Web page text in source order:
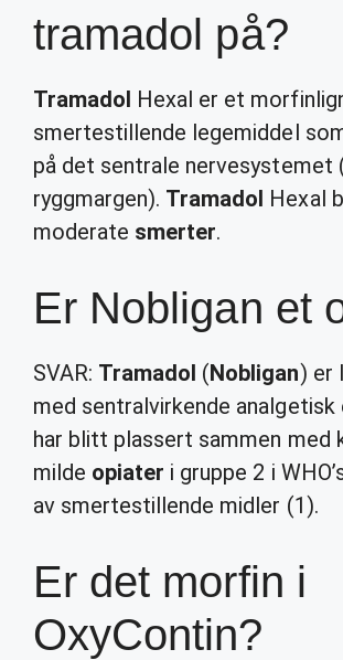
tramadol på?
Tramadol Hexal er et
smertestillende legemiddel
på det sentrale nervesystemet
ryggmargen). Tramadol Hexal
moderate smerter.
Er Nobligan et
SVAR: Tramadol (Nobligan) er
med sentralvirkende
har blitt plassert sammen med
milde opiater i gruppe 2 i
av smertestillende midler (1).
Er det morfin i
OxyContin?